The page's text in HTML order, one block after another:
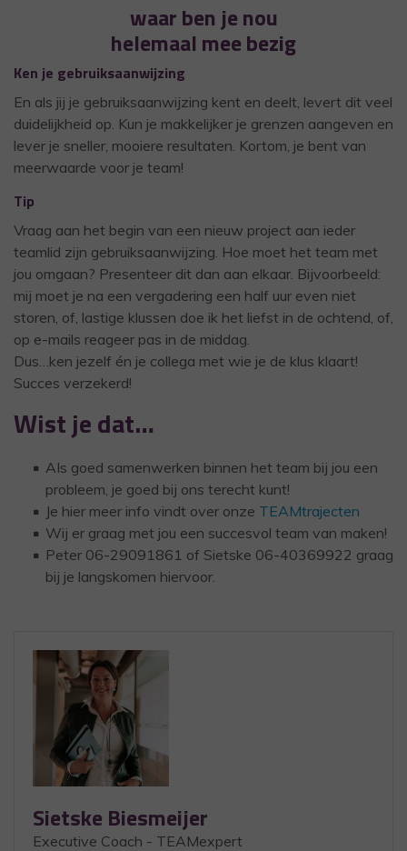
waar ben je nou
helemaal mee bezig
Ken je gebruiksaanwijzing
En als jij je gebruiksaanwijzing kent en deelt, levert dit veel
duidelijkheid op. Kun je makkelijker je grenzen aangeven en
lever je sneller, mooiere resultaten. Kortom, je bent van
meerwaarde voor je team!
Tip
Vraag aan het begin van een nieuw project aan ieder
teamlid zijn gebruiksaanwijzing. Hoe moet het team met
jou omgaan? Presenteer dit dan aan elkaar. Bijvoorbeeld:
mij moet je na een vergadering een half uur even niet
storen, of, lastige klussen doe ik het liefst in de ochtend, of,
op e-mails reageer pas in de middag.
Dus…ken jezelf én je collega met wie je de klus klaart!
Succes verzekerd!
Wist je dat…
AIs goed samenwerken binnen het team bij jou een
probleem, je goed bij ons terecht kunt!
Je hier meer info vindt over onze TEAMtrajecten
Wij er graag met jou een succesvol team van maken!
Peter 06-29091861 of Sietske 06-40369922 graag
bij je langskomen hiervoor.
Sietske Biesmeijer
Executive Coach - TEAMexpert